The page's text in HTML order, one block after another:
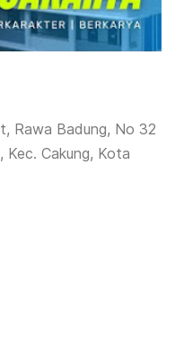
Rawa Badung, No 32
Kec. Cakung, Kota